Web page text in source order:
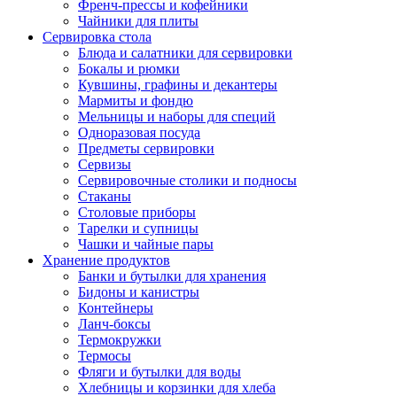
Френч-прессы и кофейники
Чайники для плиты
Сервировка стола
Блюда и салатники для сервировки
Бокалы и рюмки
Кувшины, графины и декантеры
Мармиты и фондю
Мельницы и наборы для специй
Одноразовая посуда
Предметы сервировки
Сервизы
Сервировочные столики и подносы
Стаканы
Столовые приборы
Тарелки и супницы
Чашки и чайные пары
Хранение продуктов
Банки и бутылки для хранения
Бидоны и канистры
Контейнеры
Ланч-боксы
Термокружки
Термосы
Фляги и бутылки для воды
Хлебницы и корзинки для хлеба